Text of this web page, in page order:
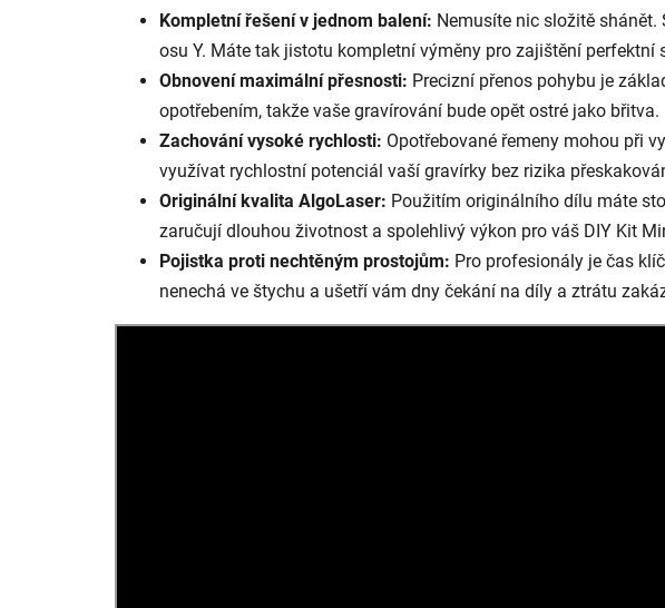
Kompletní řešení v jednom balení: Nemusíte nic složitě shánět.
osu Y. Máte tak jistotu kompletní výměny pro zajištění perfektní
Obnovení maximální přesnosti: Precizní přenos pohybu je
opotřebením, takže vaše gravírování bude opět ostré jako břitva.
Zachování vysoké rychlosti: Opotřebované řemeny mohou při
využívat rychlostní potenciál vaší gravírky bez rizika
Originální kvalita AlgoLaser: Použitím originálního dílu máte
zaručují dlouhou životnost a spolehlivý výkon pro váš DIY Kit
Pojistka proti nechtěným prostojům: Pro profesionály je čas
nenechá ve štychu a ušetří vám dny čekání na díly a ztrátu